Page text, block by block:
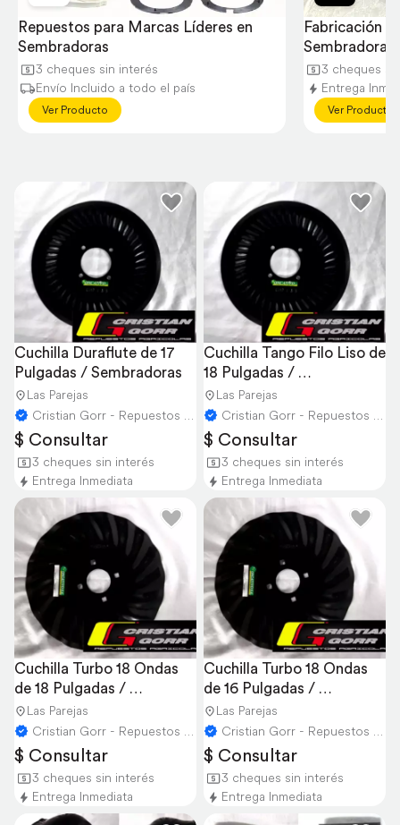
Cuchilla Duraflute de 17
Pulgadas / Sembradoras
Las Parejas
Cristian Gorr - Repuestos Agricolas
$ Consultar
3 cheques sin interés
Entrega Inmediata
Cuchilla Tango Filo Liso de
18 Pulgadas /
Sembradoras
Las Parejas
Cristian Gorr - Repuestos Agricolas
$ Consultar
3 cheques sin interés
Entrega Inmediata
Cuchilla Turbo 18 Ondas
de 18 Pulgadas /
Sembradoras
Las Parejas
Cristian Gorr - Repuestos Agricolas
$ Consultar
3 cheques sin interés
Entrega Inmediata
Cuchilla Turbo 18 Ondas
de 16 Pulgadas /
Sembradoras
Las Parejas
Cristian Gorr - Repuestos Agricolas
$ Consultar
3 cheques sin interés
Entrega Inmediata
Repuestos para Marcas Líderes en
Sembradoras
3 cheques sin interés
Envío Incluido a todo el país
Ver Producto
Fabricación y
Sembradoras
3 cheques
Entrega
Ver Producto